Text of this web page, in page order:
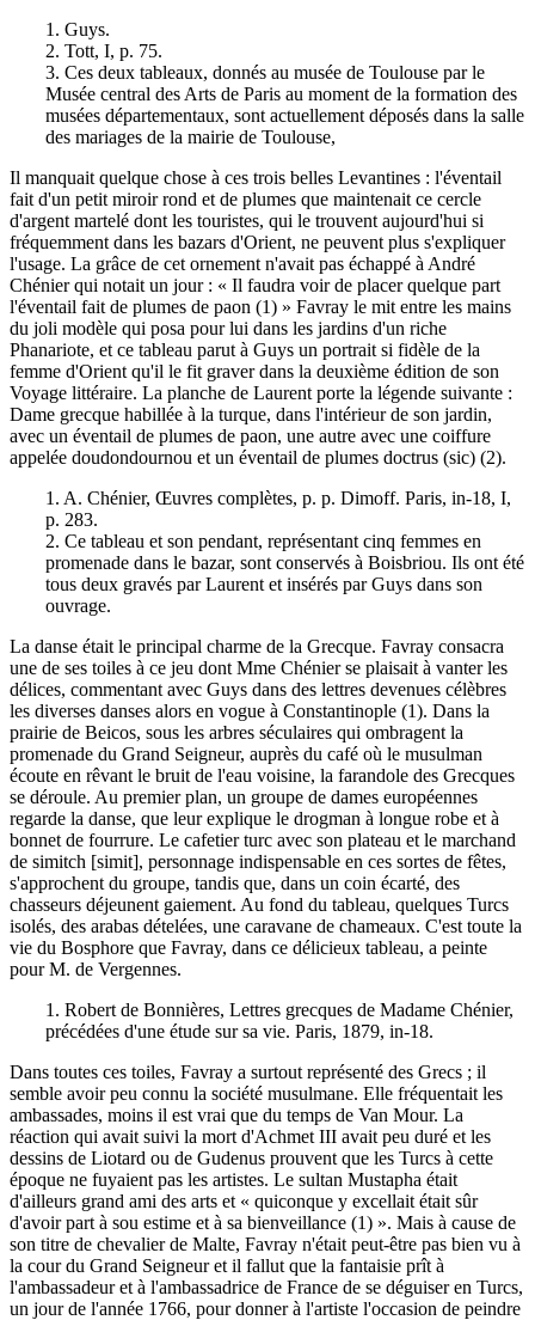
1. Guys.
2. Tott, I, p. 75.
3. Ces deux tableaux, donnés au musée de Toulouse par le
Musée central des Arts de Paris au moment de la formation des
musées départementaux, sont actuellement déposés dans la salle
des mariages de la mairie de Toulouse,
Il manquait quelque chose à ces trois belles Levantines : l'éventail
fait d'un petit miroir rond et de plumes que maintenait ce cercle
d'argent martelé dont les touristes, qui le trouvent aujourd'hui si
fréquemment dans les bazars d'Orient, ne peuvent plus s'expliquer
l'usage. La grâce de cet ornement n'avait pas échappé à André
Chénier qui notait un jour : « Il faudra voir de placer quelque part
l'éventail fait de plumes de paon (1) » Favray le mit entre les mains
du joli modèle qui posa pour lui dans les jardins d'un riche
Phanariote, et ce tableau parut à Guys un portrait si fidèle de la
femme d'Orient qu'il le fit graver dans la deuxième édition de son
Voyage littéraire. La planche de Laurent porte la légende suivante :
Dame grecque habillée à la turque, dans l'intérieur de son jardin,
avec un éventail de plumes de paon, une autre avec une coiffure
appelée doudondournou et un éventail de plumes doctrus (sic) (2).
1. A. Chénier, Œuvres complètes, p. p. Dimoff. Paris, in-18, I,
p. 283.
2. Ce tableau et son pendant, représentant cinq femmes en
promenade dans le bazar, sont conservés à Boisbriou. Ils ont été
tous deux gravés par Laurent et insérés par Guys dans son
ouvrage.
La danse était le principal charme de la Grecque. Favray consacra
une de ses toiles à ce jeu dont Mme Chénier se plaisait à vanter les
délices, commentant avec Guys dans des lettres devenues célèbres
les diverses danses alors en vogue à Constantinople (1). Dans la
prairie de Beicos, sous les arbres séculaires qui ombragent la
promenade du Grand Seigneur, auprès du café où le musulman
écoute en rêvant le bruit de l'eau voisine, la farandole des Grecques
se déroule. Au premier plan, un groupe de dames européennes
regarde la danse, que leur explique le drogman à longue robe et à
bonnet de fourrure. Le cafetier turc avec son plateau et le marchand
de simitch [simit], personnage indispensable en ces sortes de fêtes,
s'approchent du groupe, tandis que, dans un coin écarté, des
chasseurs déjeunent gaiement. Au fond du tableau, quelques Turcs
isolés, des arabas dételées, une caravane de chameaux. C'est toute la
vie du Bosphore que Favray, dans ce délicieux tableau, a peinte
pour M. de Vergennes.
1. Robert de Bonnières, Lettres grecques de Madame Chénier,
précédées d'une étude sur sa vie. Paris, 1879, in-18.
Dans toutes ces toiles, Favray a surtout représenté des Grecs ; il
semble avoir peu connu la société musulmane. Elle fréquentait les
ambassades, moins il est vrai que du temps de Van Mour. La
réaction qui avait suivi la mort d'Achmet III avait peu duré et les
dessins de Liotard ou de Gudenus prouvent que les Turcs à cette
époque ne fuyaient pas les artistes. Le sultan Mustapha était
d'ailleurs grand ami des arts et « quiconque y excellait était sûr
d'avoir part à sou estime et à sa bienveillance (1) ». Mais à cause de
son titre de chevalier de Malte, Favray n'était peut-être pas bien vu à
la cour du Grand Seigneur et il fallut que la fantaisie prît à
l'ambassadeur et à l'ambassadrice de France de se déguiser en Turcs,
un jour de l'année 1766, pour donner à l'artiste l'occasion de peindre